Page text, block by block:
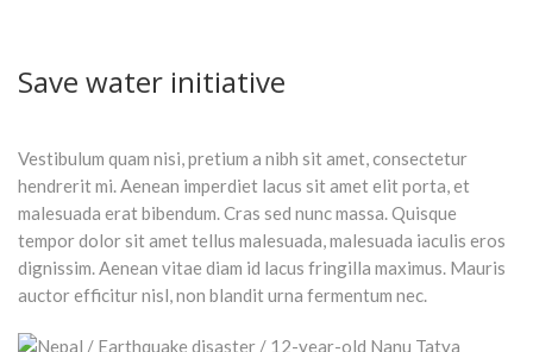
Save water initiative
Vestibulum quam nisi, pretium a nibh sit amet, consectetur
hendrerit mi. Aenean imperdiet lacus sit amet elit porta, et
malesuada erat bibendum. Cras sed nunc massa. Quisque
tempor dolor sit amet tellus malesuada, malesuada iaculis eros
dignissim. Aenean vitae diam id lacus fringilla maximus. Mauris
auctor efficitur nisl, non blandit urna fermentum nec.